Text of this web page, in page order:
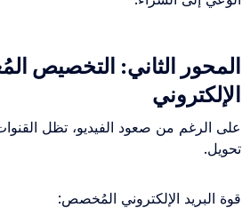
المحور الثاني: التخصيص
الإلكتروني
على الرغم من صعود الفيديو، تظل
تحويل.
قوة البريد الإلكتروني المُخصص: